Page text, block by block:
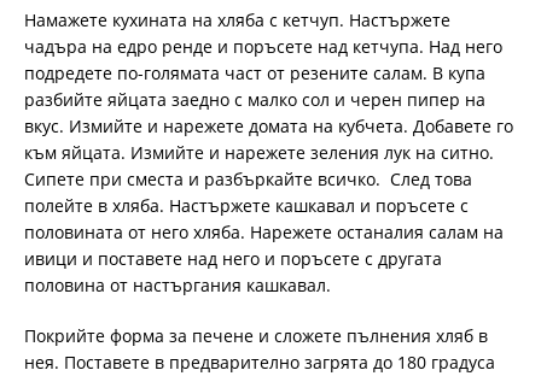
Намажете кухината на хляба с кетчуп. Настържете
чадъра на едро ренде и поръсете над кетчупа. Над него
подредете по-голямата част от резените салам. В купа
разбийте яйцата заедно с малко сол и черен пипер на
вкус. Измийте и нарежете домата на кубчета. Добавете го
към яйцата. Измийте и нарежете зеления лук на ситно.
Сипете при сместа и разбъркайте всичко. След това
полейте в хляба. Настържете кашкавал и поръсете с
половината от него хляба. Нарежете останалия салам на
ивици и поставете над него и поръсете с другата
половина от настъргания кашкавал.
Покрийте форма за печене и сложете пълнения хляб в
нея. Поставете в предварително загрята до 180 градуса